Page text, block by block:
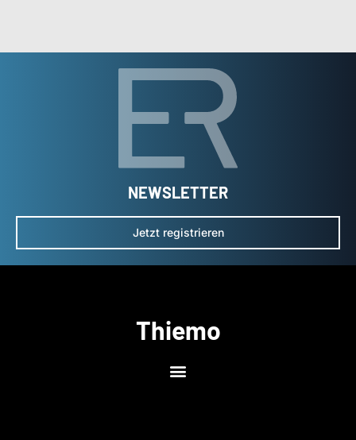
NEWSLETTER
Jetzt registrieren
Thiemo